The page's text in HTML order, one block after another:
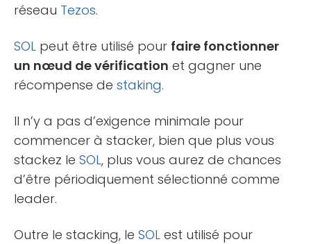
réseau Tezos.
SOL peut être utilisé pour faire fonctionner
un nœud de vérification et gagner une
récompense de staking.
Il n’y a pas d’exigence minimale pour
commencer à stacker, bien que plus vous
stackez le SOL, plus vous aurez de chances
d’être périodiquement sélectionné comme
leader.
Outre le stacking, le SOL est utilisé pour